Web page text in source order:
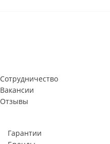
Сотрудничество
Вакансии
Отзывы
Гарантии